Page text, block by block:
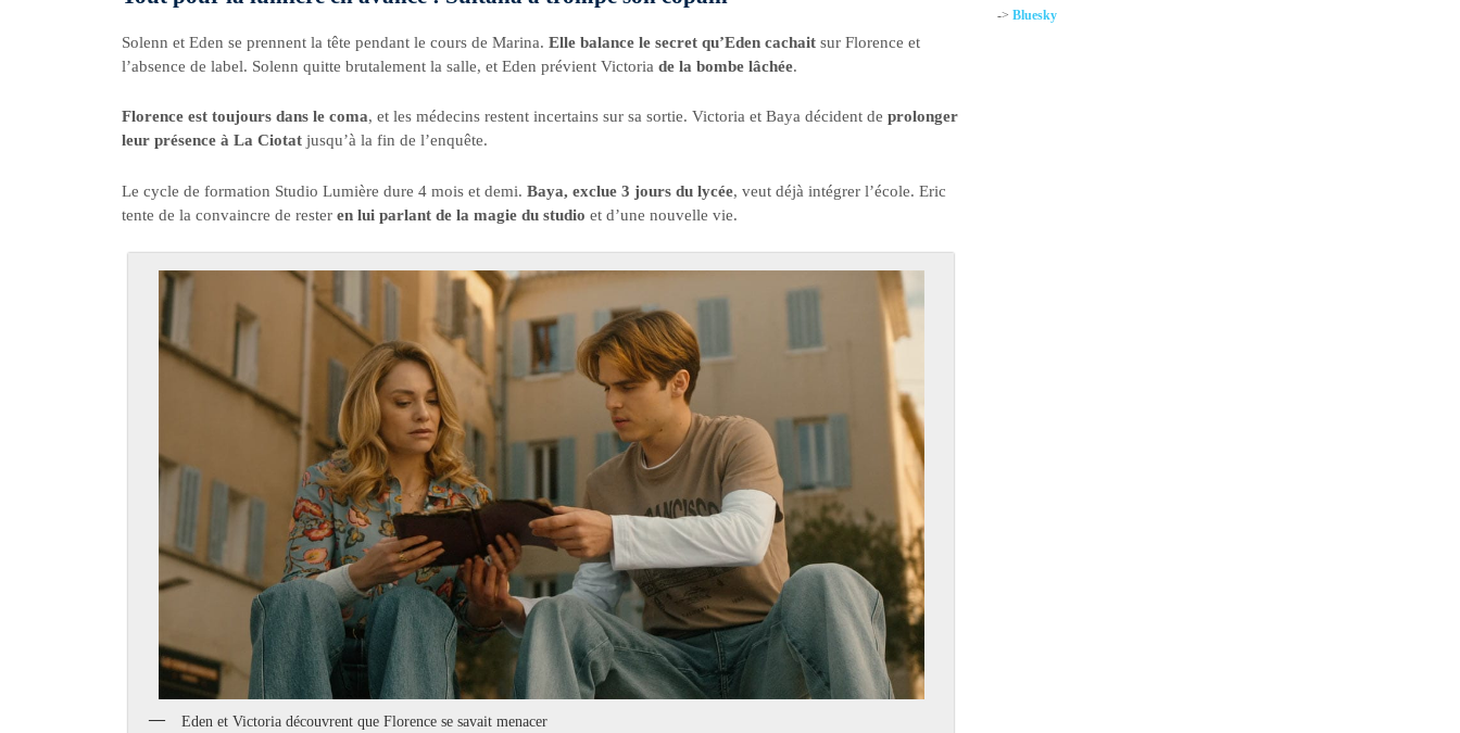
Solenn et Eden se prennent la tête pendant le cours de Marina. Elle balance le secret qu’Eden cachait sur Florence et
l’absence de label. Solenn quitte brutalement la salle, et Eden prévient Victoria de la bombe lâchée.
Florence est toujours dans le coma, et les médecins restent incertains sur sa sortie. Victoria et Baya décident de prolonger
leur présence à La Ciotat jusqu’à la fin de l’enquête.
Le cycle de formation Studio Lumière dure 4 mois et demi. Baya, exclue 3 jours du lycée, veut déjà intégrer l’école. Eric
tente de la convaincre de rester en lui parlant de la magie du studio et d’une nouvelle vie.
Eden et Victoria découvrent que Florence se savait menacer
->Bluesky